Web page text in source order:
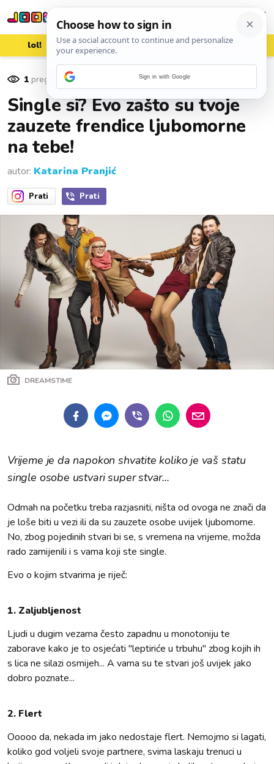
lol! aww vrh! woot?!
1 pregleda
Single si? Evo zašto su tvoje
zauzete frendice ljubomorne
na tebe!
autor: Katarina Pranjić
Prati Prati
DREAMSTIME
Vrijeme je da napokon shvatite koliko je vaš statu
single osobe ustvari super stvar...
Odmah na početku treba razjasniti, ništa od ovoga ne znači da
je loše biti u vezi ili da su zauzete osobe uvijek ljubomorne.
No, zbog pojedinih stvari bi se, s vremena na vrijeme, možda
rado zamijenili i s vama koji ste single.
Evo o kojim stvarima je riječ:
1. Zaljubljenost
Ljudi u dugim vezama često zapadnu u monotoniju te
zaborave kako je to osjećati "leptiriće u trbuhu" zbog kojih ih
s lica ne silazi osmijeh... A vama su te stvari još uvijek jako
dobro poznate...
2. Flert
Ooooo da, nekada im jako nedostaje flert. Nemojmo si lagati,
koliko god voljeli svoje partnere, svima laskaju trenuci u
Sign in with Google